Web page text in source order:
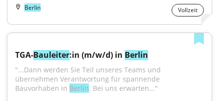
Berlin Vollzeit
TGA-Bauleiter:in (m/w/d) in Berlin
"...Dann werden Sie Teil unseres Teams und
übernehmen Verantwortung für spannende
Bauvorhaben in Berlin. Bei uns erwarten..."